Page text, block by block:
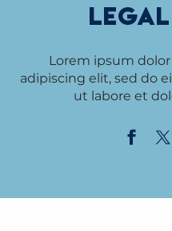
Lorem ipsum
adipiscing elit, sed do
ut labore et